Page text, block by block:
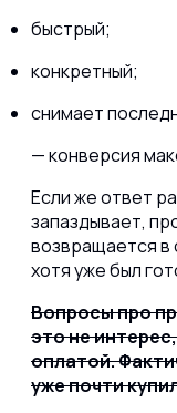
быстрый;
конкретный;
снимает
— конверсия
Если же ответ
запаздывает,
возвращается в
хотя уже был
Вопросы про
это не
оплатой.
уже почти